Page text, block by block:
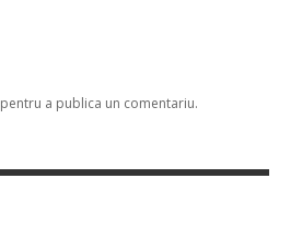
pentru a publica un comentariu.